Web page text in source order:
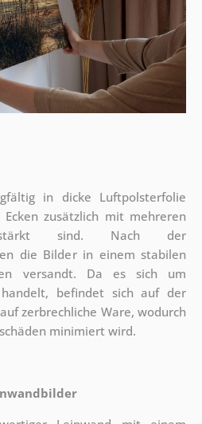
in dicke Luftpolsterfolie
zusätzlich mit mehreren
sind. Nach der
die Bilder in einem stabilen
versandt. Da es sich um
befindet sich auf der
zerbrechliche Ware, wodurch
minimiert wird.